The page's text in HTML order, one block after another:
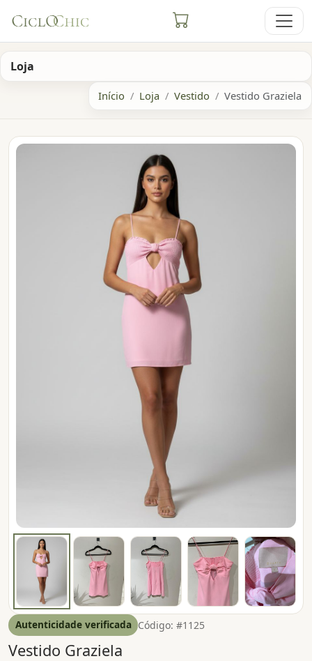
Loja
Início Loja Vestido Vestido Graziela
Autenticidade verificada Código: #1125
Vestido Graziela